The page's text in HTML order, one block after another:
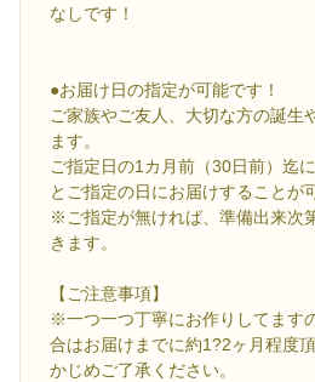
なしです！
●お届け日の指定が可能です！
ご家族やご友人、大切な方の誕生
ます。
ご指定日の1カ月前（30日前）迄
とご指定の日にお届けすることが
※ご指定が無ければ、準備出来次
きます。
【ご注意事項】
※一つ一つ丁寧にお作りしてます
合はお届けまでに約1?2ヶ月程度
かじめご了承ください。